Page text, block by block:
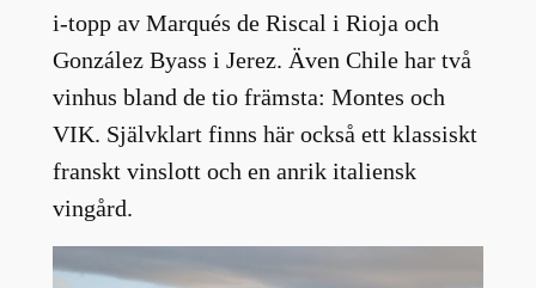
i-topp av Marqués de Riscal i Rioja och
González Byass i Jerez. Även Chile har två
vinhus bland de tio främsta: Montes och
VIK. Självklart finns här också ett klassiskt
franskt vinslott och en anrik italiensk
vingård.